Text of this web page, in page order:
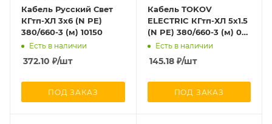
Кабель Русский Свет
КГтп-ХЛ 3х6 (N PE)
380/660-3 (м) 10150
Есть в наличии
372.10 ₽/шт
ПОД ЗАКАЗ
Кабель TOKOV
ELECTRIC КГтп-ХЛ 5х1.5
(N PE) 380/660-3 (м) 00-
00027197
Есть в наличии
145.18₽/шт
ПОД ЗАКАЗ